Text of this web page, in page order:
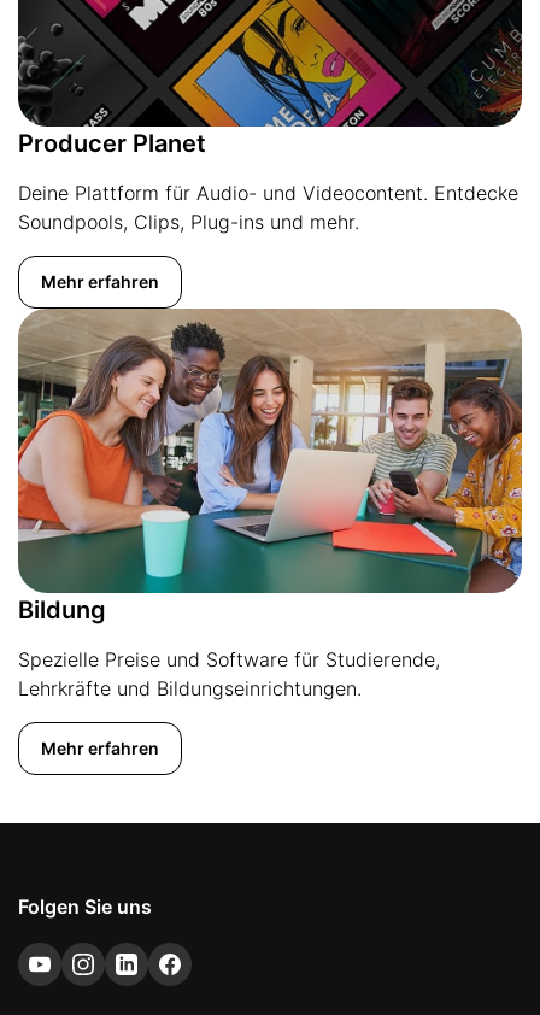
Producer Planet
Deine Plattform für Audio- und Videocontent. Entdecke
Soundpools, Clips, Plug-ins und mehr.
Mehr erfahren
Bildung
Spezielle Preise und Software für Studierende,
Lehrkräfte und Bildungseinrichtungen.
Mehr erfahren
Folgen Sie uns